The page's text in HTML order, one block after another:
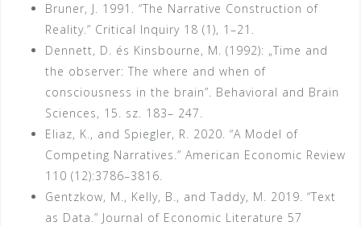
Bruner, J. 1991. “The Narrative Construction of
Reality.” Critical Inquiry 18 (1), 1–21.
Dennett, D. és Kinsbourne, M. (1992): „Time and
the observer: The where and when of
consciousness in the brain”. Behavioral and Brain
Sciences, 15. sz. 183– 247.
Eliaz, K., and Spiegler, R. 2020. “A Model of
Competing Narratives.” American Economic Review
110 (12):3786–3816.
Gentzkow, M., Kelly, B., and Taddy, M. 2019. “Text
as Data.” Journal of Economic Literature 57